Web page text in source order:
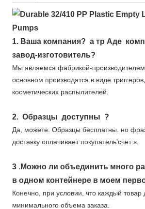
1. Ваша компания? а тр Аде
завод-изготовитель?
Мы являемся фабрикой-
основном производятся в виде
косметических распылителей.
2. Образцы доступны ?
Да, можете. Образцы бесплатны. но
доставку оплачивает покупатель’счет s.
3 .Можно ли объединить много
в одном контейнере в моем
Конечно, при условии, что каждый товар
минимального объема заказа.